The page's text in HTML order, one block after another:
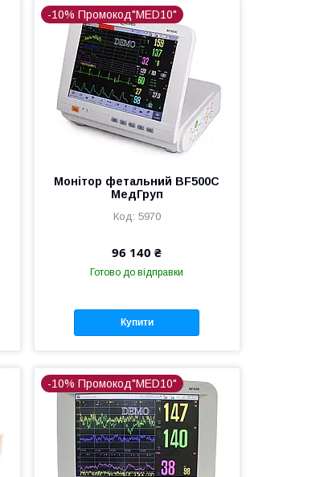
-10% Промокод"MED10"
Монітор фетальний BF500C
МедГруп
5970
96 140 ₴
Готово до відправки
Купити
-10% Промокод"MED10"